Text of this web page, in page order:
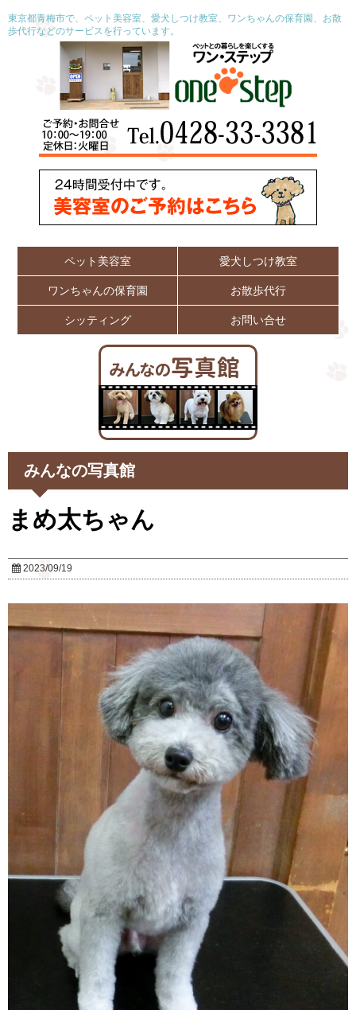
東京都青梅市で、ペット美容室、愛犬しつけ教室、ワンちゃんの保育園、お散
歩代行などのサービスを行っています。
ペット美容室 愛犬しつけ教室
ワンちゃんの保育園 お散歩代行
シッティング お問い合せ
みんなの写真館
まめ太ちゃん
2023/09/19